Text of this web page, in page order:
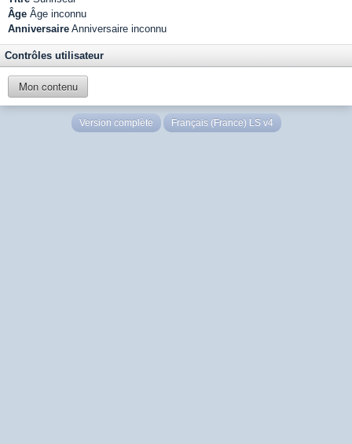
Âge Âge inconnu
Anniversaire Anniversaire inconnu
Contrôles utilisateur
Mon contenu
Version complète Français (France) LS v4